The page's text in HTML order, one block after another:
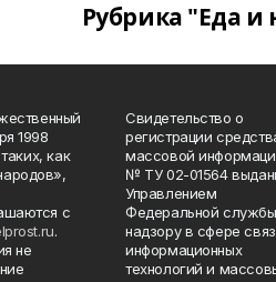
Рубрика "Еда и
1998
как
с
.
не
Свидетельство о
регистрации
массовой
№ ТУ 02-01564
Управлением
Федеральной
надзору в сфере
информационных
технологий и